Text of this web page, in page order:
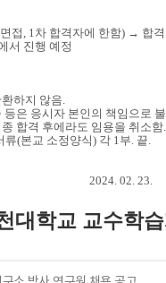
면접 , 1차 합격자에 한함) → 합
서 진행 예정
하지 않음.
등은 응시자 본인의 책임으로
합격 후에라도 임용을 취소함.
류(본교 소정양식) 각 1부. 끝.
2024. 02. 23.
대학교 교수학